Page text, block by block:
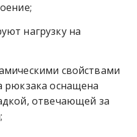
нагрузку на
свойствами
рюкзака оснащена
отвечающей за